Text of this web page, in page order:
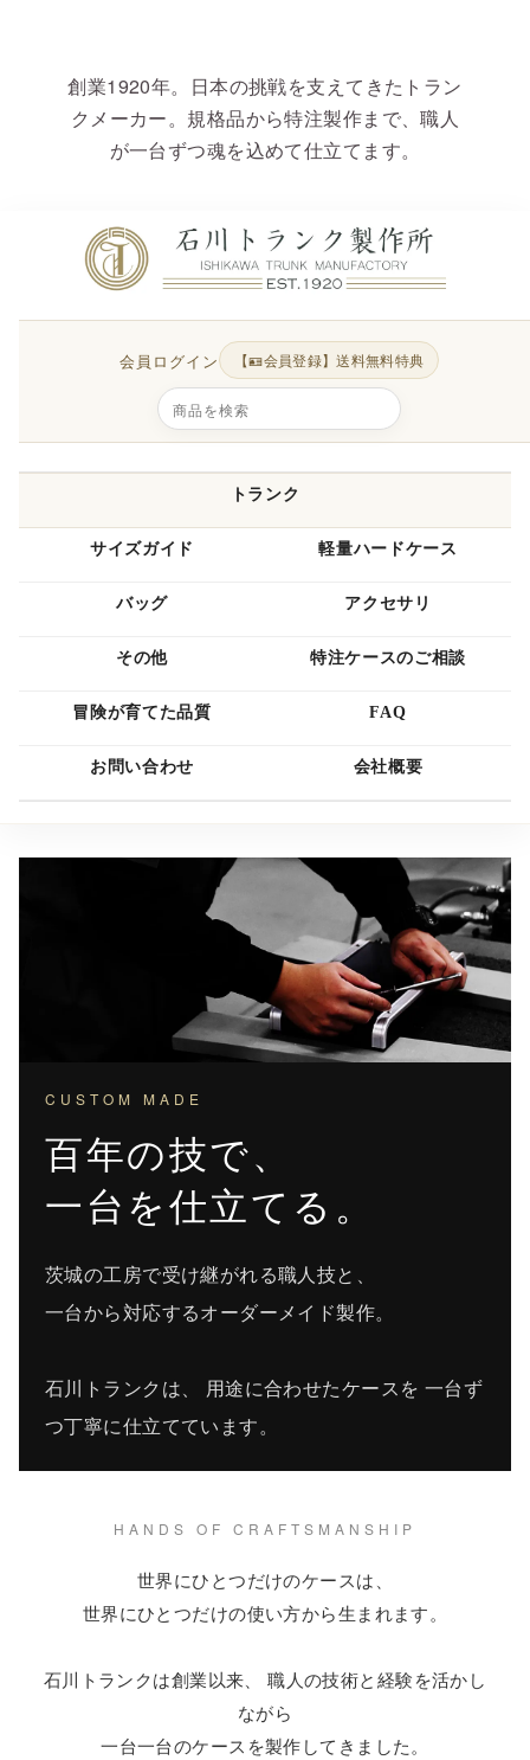
創業1920年。日本の挑戦を支えてきたトラン
クメーカー。規格品から特注製作まで、職人
が一台ずつ魂を込めて仕立てます。
会員ログイン 【🪪会員登録】送料無料特典
トランク
サイズガイド 軽量ハードケース
バッグ アクセサリ
その他 特注ケースのご相談
冒険が育てた品質 FAQ
お問い合わせ 会社概要
CUSTOM MADE
百年の技で、
一台を仕立てる。
茨城の工房で受け継がれる職人技と、
一台から対応するオーダーメイド製作。
石川トランクは、 用途に合わせたケースを 一台ず
つ丁寧に仕立てています。
HANDS OF CRAFTSMANSHIP
世界にひとつだけのケースは、
世界にひとつだけの使い方から生まれます。
石川トランクは創業以来、 職人の技術と経験を活かし
ながら
一台一台のケースを製作してきました。